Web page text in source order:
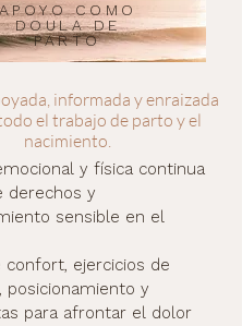
COMO
DOULA DE
PARTO
informada y enraizada
el trabajo de parto y el
nacimiento.
y física continua
derechos y
sensible en el
confort, ejercicios de
posicionamiento y
para afrontar el dolor